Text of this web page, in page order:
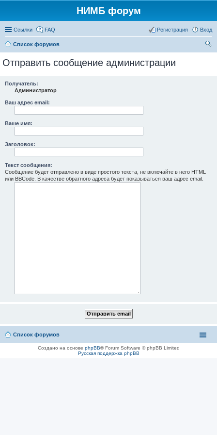
НИМБ форум
Ссылки FAQ Вход
Регистрация
Список форумов
Отправить сообщение администрации
Получатель:
Администратор
Ваш адрес email:
Ваше имя:
Заголовок:
Текст сообщения:
Сообщение будет отправлено в виде простого текста, не включайте в него HTML
или BBCode. В качестве обратного адреса будет показываться ваш адрес email.
Список форумов
Создано на основе phpBB® Forum Software © phpBB Limited
Русская поддержка phpBB